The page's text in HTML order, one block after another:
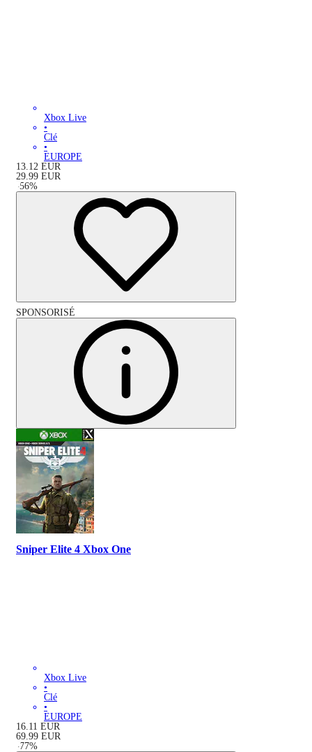
Xbox Live
•
Clé
•
EUROPE
13.12 EUR
29.99 EUR
-56%
SPONSORISÉ
Sniper Elite 4 Xbox One
Xbox Live
•
Clé
•
EUROPE
16.11 EUR
69.99 EUR
-77%